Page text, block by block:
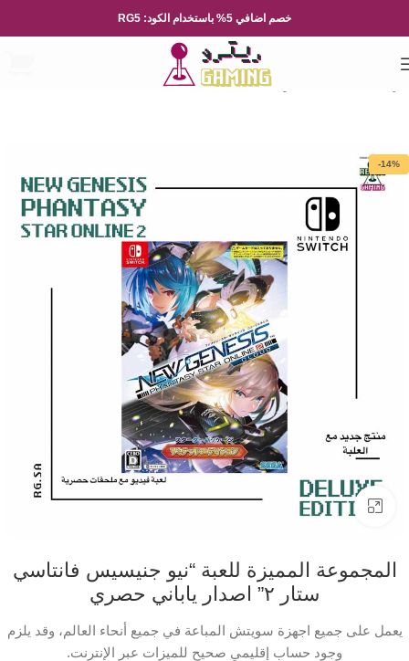
خصم اضافي 5% باستخدام الكود: RG5
Nintendo
المجموعة المميزة للعبة “نيو جنيسيس فانتاسي
ستار ٢” اصدار ياباني حصري
يعمل على جميع اجهزة سويتش المباعة في جميع أنحاء العالم، وقد يلزم
وجود حساب إقليمي صحيح للميزات عبر الإنترنت.
-14%
اضفط لتكبير الصورة